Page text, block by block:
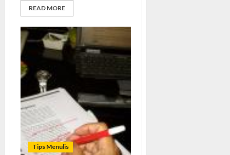
READ MORE
Tips Menulis